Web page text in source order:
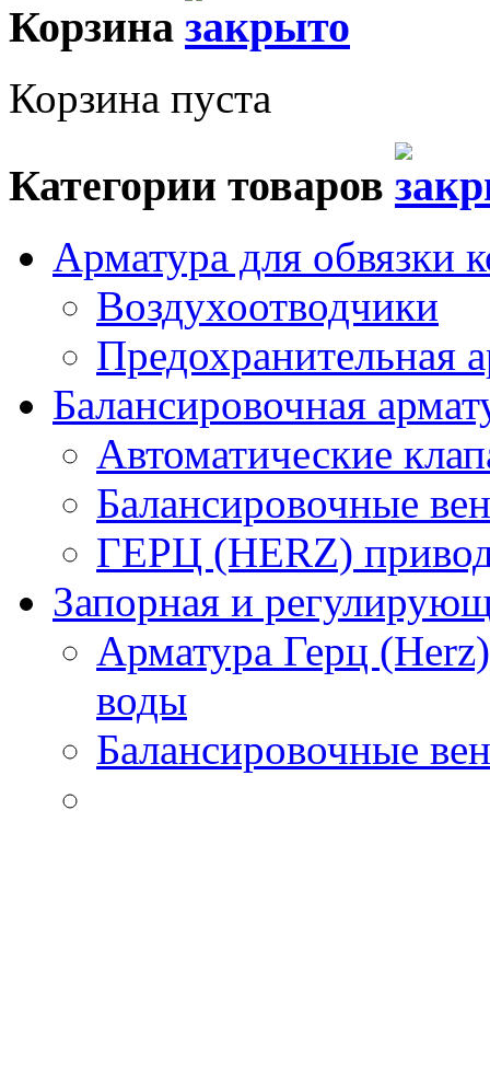
Корзина
Корзина пуста
Категории товаров
Арматура для обвязки
Воздухоотводчики
Предохранительная
Балансировочная
Автоматические
Балансировочные
ГЕРЦ (HERZ)
Запорная и
Арматура Герц
воды
Балансировочные